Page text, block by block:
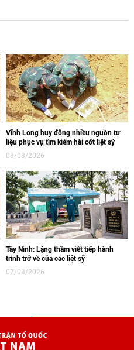
Vĩnh Long huy động nhiều nguồn tư
liệu phục vụ tìm kiếm hài cốt liệt sỹ
08/08/2026
Tây Ninh: Lặng thầm viết tiếp hành
trình trở về của các liệt sỹ
07/08/2026